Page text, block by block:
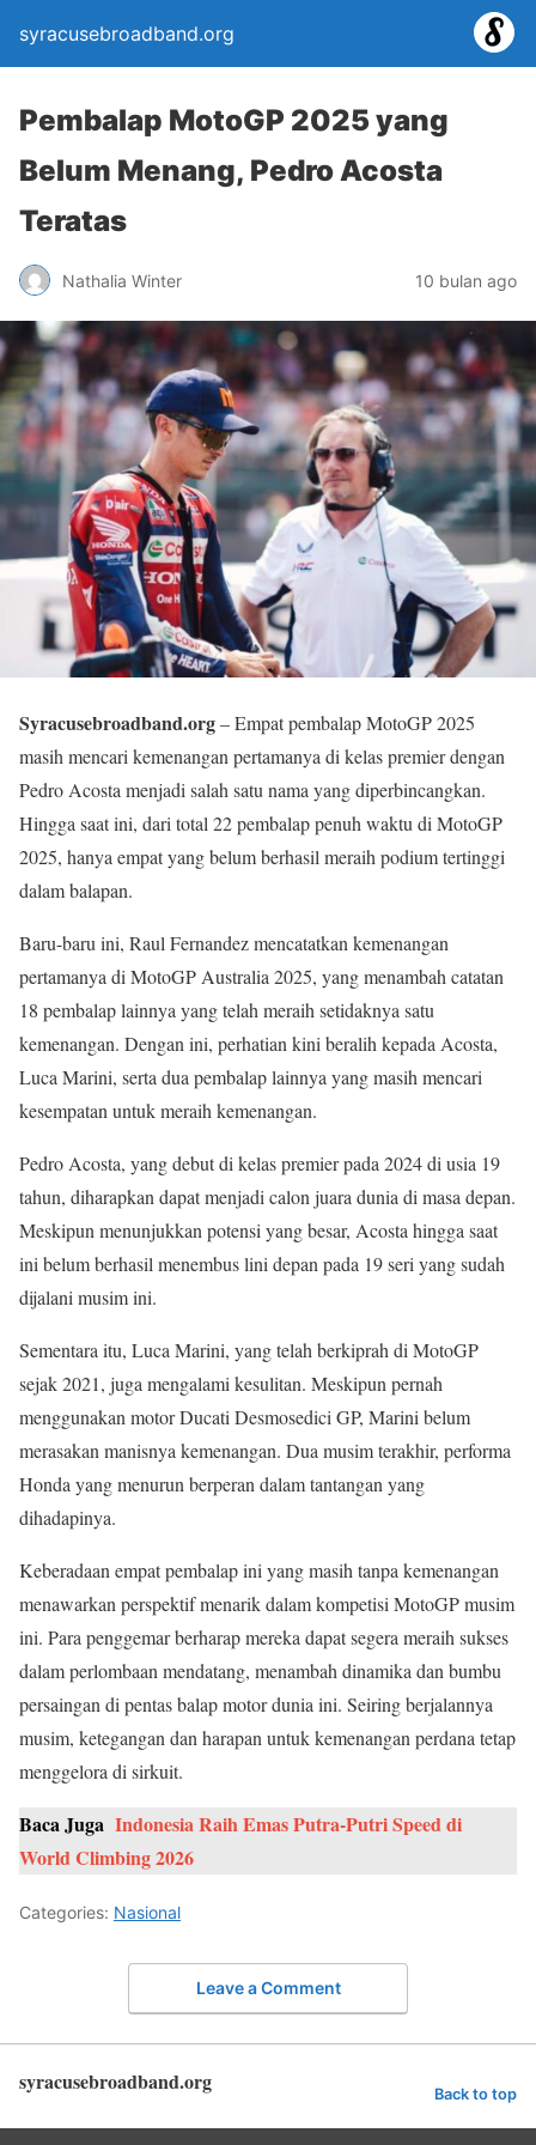
syracusebroadband.org
Pembalap MotoGP 2025 yang
Belum Menang, Pedro Acosta
Teratas
Nathalia Winter 10 bulan ago
Syracusebroadband.org– Empat pembalap MotoGP 2025
masih mencari kemenangan pertamanya di kelas premier dengan
Pedro Acosta menjadi salah satu nama yang diperbincangkan.
Hingga saat ini, dari total 22 pembalap penuh waktu di MotoGP
2025, hanya empat yang belum berhasil meraih podium tertinggi
dalam balapan.
Baru-baru ini, Raul Fernandez mencatatkan kemenangan
pertamanya di MotoGP Australia 2025, yang menambah catatan
18 pembalap lainnya yang telah meraih setidaknya satu
kemenangan. Dengan ini, perhatian kini beralih kepada Acosta,
Luca Marini, serta dua pembalap lainnya yang masih mencari
kesempatan untuk meraih kemenangan.
Pedro Acosta, yang debut di kelas premier pada 2024 di usia 19
tahun, diharapkan dapat menjadi calon juara dunia di masa depan.
Meskipun menunjukkan potensi yang besar, Acosta hingga saat
ini belum berhasil menembus lini depan pada 19 seri yang sudah
dijalani musim ini.
Sementara itu, Luca Marini, yang telah berkiprah di MotoGP
sejak 2021, juga mengalami kesulitan. Meskipun pernah
menggunakan motor Ducati Desmosedici GP, Marini belum
merasakan manisnya kemenangan. Dua musim terakhir, performa
Honda yang menurun berperan dalam tantangan yang
dihadapinya.
Keberadaan empat pembalap ini yang masih tanpa kemenangan
menawarkan perspektif menarik dalam kompetisi MotoGP musim
ini. Para penggemar berharap mereka dapat segera meraih sukses
dalam perlombaan mendatang, menambah dinamika dan bumbu
persaingan di pentas balap motor dunia ini. Seiring berjalannya
musim, ketegangan dan harapan untuk kemenangan perdana tetap
menggelora di sirkuit.
Baca Juga Indonesia Raih Emas Putra-Putri Speed di
World Climbing 2026
Categories: Nasional
Leave a Comment
syracusebroadband.org Back to top